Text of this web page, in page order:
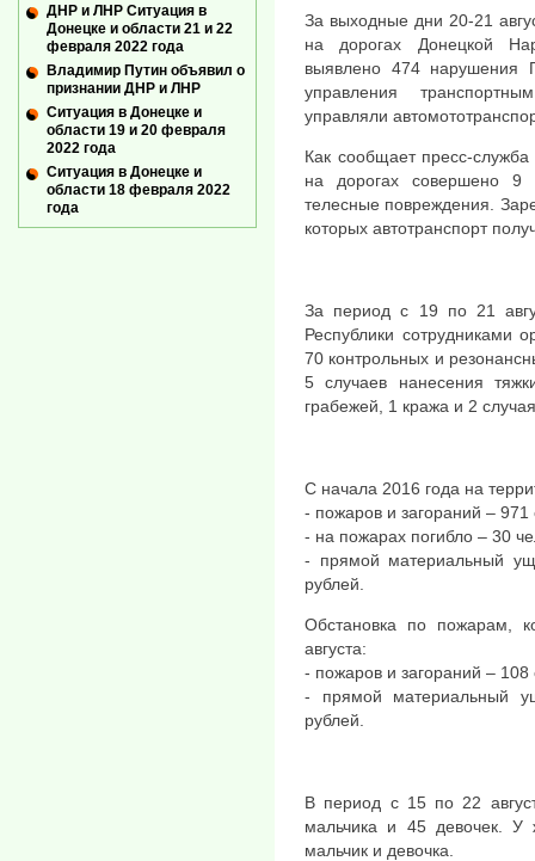
За выходные дни 20-21
на дорогах Донецкой
выявлено 474 нарушения
управления
управляли
Как сообщает пресс-
на дорогах совершено 9
телесные повреждения.
которых автотранспорт
За период с 19 по 21
Республики сотрудниками
70 контрольных и
5 случаев нанесения
грабежей, 1 кража и 2
С начала 2016 года на
- пожаров и загораний – 971
- на пожарах погибло – 30
- прямой материальный
рублей.
Обстановка по пожарам,
августа:
- пожаров и загораний – 108
- прямой материальный
рублей.
В период с 15 по 22
мальчика и 45 девочек. У
мальчик и девочка.
ДНР и ЛНР Ситуация в
Донецке и области 21 и 22
февраля 2022 года
Владимир Путин объявил о
признании ДНР и ЛНР
Ситуация в Донецке и
области 19 и 20 февраля
2022 года
Ситуация в Донецке и
области 18 февраля 2022
года